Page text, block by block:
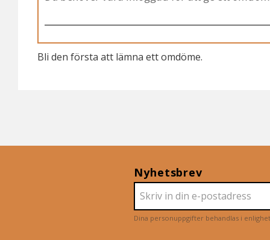
Bli den första att lämna ett omdöme.
Nyhetsbrev
Dina personuppgifter behandlas i